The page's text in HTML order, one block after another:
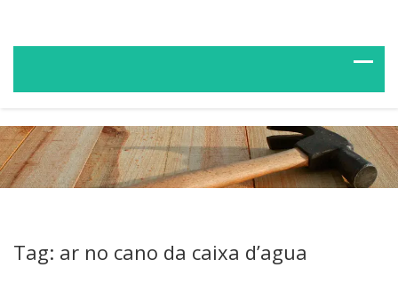
Tag: ar no cano da caixa d’agua